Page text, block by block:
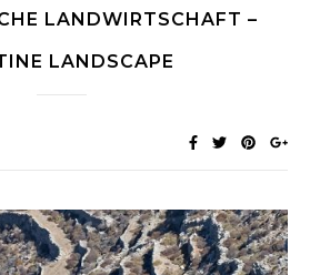
LANDWIRTSCHAFT –
LANDSCAPE